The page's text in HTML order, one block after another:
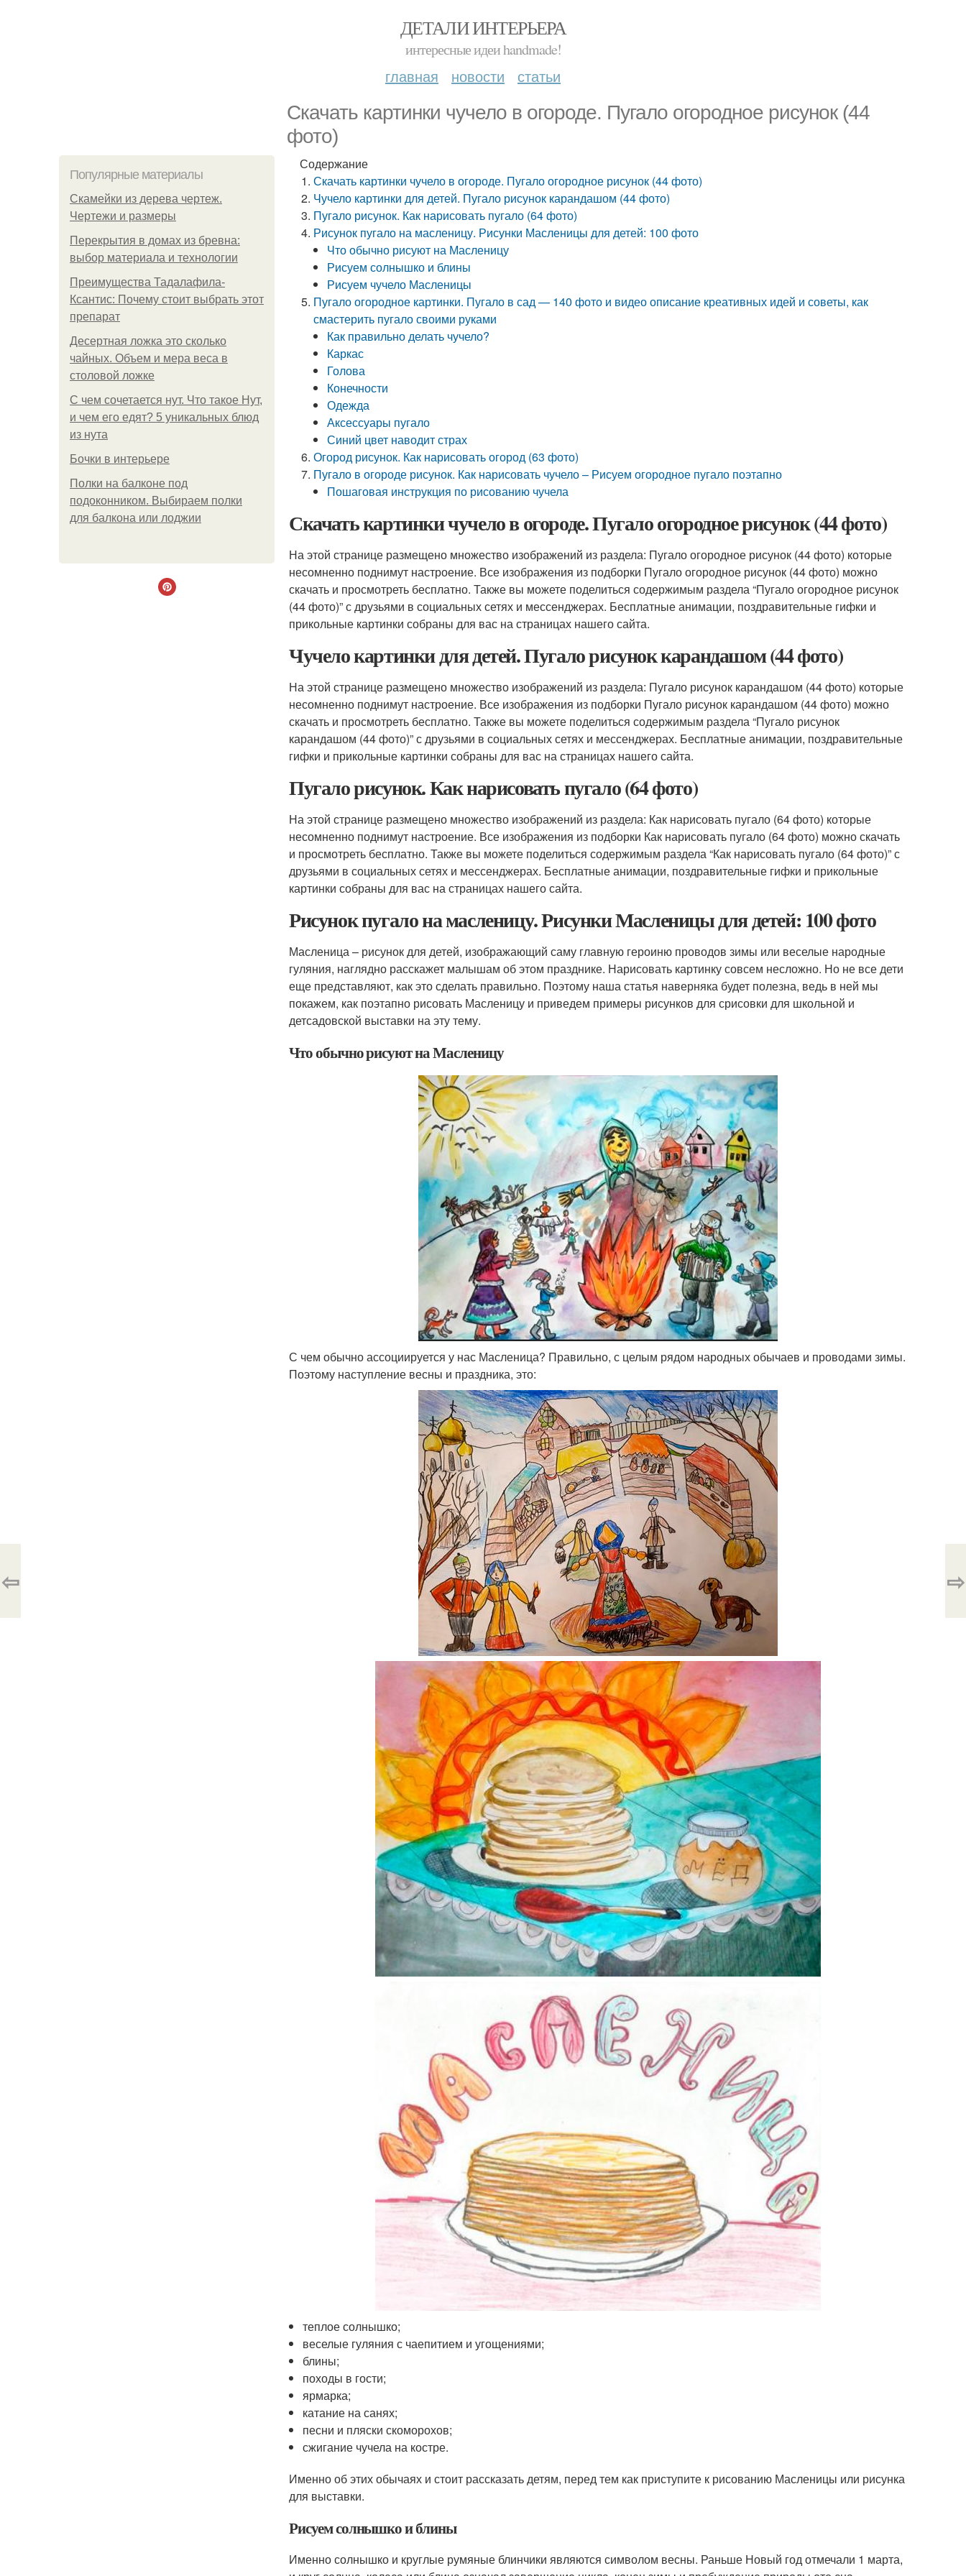
ДЕТАЛИ ИНТЕРЬЕРА
интересные идеи handmade!
главная новости статьи
Скачать картинки чучело в огороде. Пугало огородное рисунок (44
фото)
Популярные материалы
Скамейки из дерева чертеж.
Чертежи и размеры
Перекрытия в домах из бревна:
выбор материала и технологии
Преимущества Тадалафила-
Ксантис: Почему стоит выбрать этот
препарат
Десертная ложка это сколько
чайных. Объем и мера веса в
столовой ложке
С чем сочетается нут. Что такое Нут,
и чем его едят? 5 уникальных блюд
из нута
Бочки в интерьере
Полки на балконе под
подоконником. Выбираем полки
для балкона или лоджии
Содержание
Скачать картинки чучело в огороде. Пугало огородное рисунок (44 фото)
Чучело картинки для детей. Пугало рисунок карандашом (44 фото)
Пугало рисунок. Как нарисовать пугало (64 фото)
Рисунок пугало на масленицу. Рисунки Масленицы для детей: 100 фото
Что обычно рисуют на Масленицу
Рисуем солнышко и блины
Рисуем чучело Масленицы
Пугало огородное картинки. Пугало в сад — 140 фото и видео описание креативных идей и советы, как
смастерить пугало своими руками
Как правильно делать чучело?
Каркас
Голова
Конечности
Одежда
Аксессуары пугало
Синий цвет наводит страх
Огород рисунок. Как нарисовать огород (63 фото)
Пугало в огороде рисунок. Как нарисовать чучело – Рисуем огородное пугало поэтапно
Пошаговая инструкция по рисованию чучела
Скачать картинки чучело в огороде. Пугало огородное рисунок (44 фото)
На этой странице размещено множество изображений из раздела: Пугало огородное рисунок (44 фото) которые
несомненно поднимут настроение. Все изображения из подборки Пугало огородное рисунок (44 фото) можно
скачать и просмотреть бесплатно. Также вы можете поделиться содержимым раздела “Пугало огородное рисунок
(44 фото)” с друзьями в социальных сетях и мессенджерах. Бесплатные анимации, поздравительные гифки и
прикольные картинки собраны для вас на страницах нашего сайта.
Чучело картинки для детей. Пугало рисунок карандашом (44 фото)
На этой странице размещено множество изображений из раздела: Пугало рисунок карандашом (44 фото) которые
несомненно поднимут настроение. Все изображения из подборки Пугало рисунок карандашом (44 фото) можно
скачать и просмотреть бесплатно. Также вы можете поделиться содержимым раздела “Пугало рисунок
карандашом (44 фото)” с друзьями в социальных сетях и мессенджерах. Бесплатные анимации, поздравительные
гифки и прикольные картинки собраны для вас на страницах нашего сайта.
Пугало рисунок. Как нарисовать пугало (64 фото)
На этой странице размещено множество изображений из раздела: Как нарисовать пугало (64 фото) которые
несомненно поднимут настроение. Все изображения из подборки Как нарисовать пугало (64 фото) можно скачать
и просмотреть бесплатно. Также вы можете поделиться содержимым раздела “Как нарисовать пугало (64 фото)” с
друзьями в социальных сетях и мессенджерах. Бесплатные анимации, поздравительные гифки и прикольные
картинки собраны для вас на страницах нашего сайта.
Рисунок пугало на масленицу. Рисунки Масленицы для детей: 100 фото
Масленица – рисунок для детей, изображающий саму главную героиню проводов зимы или веселые народные
гуляния, наглядно расскажет малышам об этом празднике. Нарисовать картинку совсем несложно. Но не все дети
еще представляют, как это сделать правильно. Поэтому наша статья наверняка будет полезна, ведь в ней мы
покажем, как поэтапно рисовать Масленицу и приведем примеры рисунков для срисовки для школьной и
детсадовской выставки на эту тему.
Что обычно рисуют на Масленицу
С чем обычно ассоциируется у нас Масленица? Правильно, с целым рядом народных обычаев и проводами зимы.
Поэтому наступление весны и праздника, это:
теплое солнышко;
веселые гуляния с чаепитием и угощениями;
блины;
походы в гости;
ярмарка;
катание на санях;
песни и пляски скоморохов;
сжигание чучела на костре.
Именно об этих обычаях и стоит рассказать детям, перед тем как приступите к рисованию Масленицы или рисунка
для выставки.
Рисуем солнышко и блины
Именно солнышко и круглые румяные блинчики являются символом весны. Раньше Новый год отмечали 1 марта,
⇦ ⇨